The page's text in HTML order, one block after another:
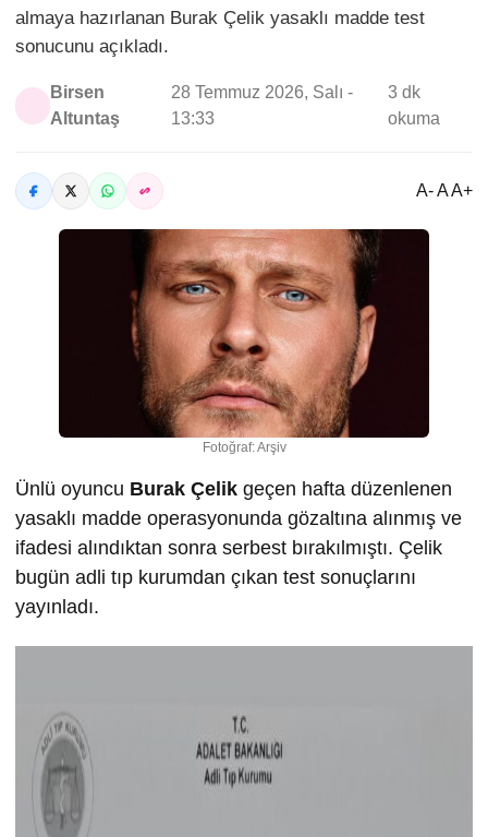
almaya hazırlanan Burak Çelik yasaklı madde test
sonucunu açıkladı.
Birsen
Altuntaş
28 Temmuz 2026, Salı -
13:33
3 dk
okuma
A- A A+
Fotoğraf: Arşiv
Ünlü oyuncu Burak Çelik geçen hafta düzenlenen
yasaklı madde operasyonunda gözaltına alınmış ve
ifadesi alındıktan sonra serbest bırakılmıştı. Çelik
bugün adli tıp kurumdan çıkan test sonuçlarını
yayınladı.